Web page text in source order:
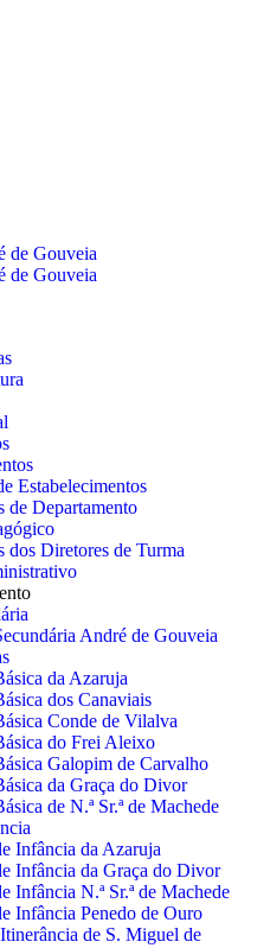
Estabelecimentos
de Departamento
dos Diretores de Turma
André de Gouveia
da Azaruja
dos Canaviais
Conde de Vilalva
do Frei Aleixo
Galopim de Carvalho
da Graça do Divor
de N.ª Sr.ª de Machede
Infância da Azaruja
Infância da Graça do Divor
Infância N.ª Sr.ª de Machede
Infância Penedo de Ouro
de S. Miguel de